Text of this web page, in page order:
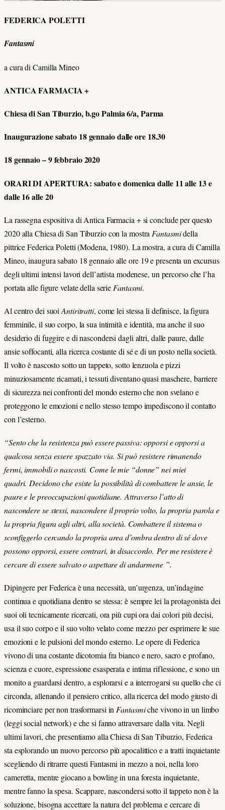
FEDERICA POLETTI
Fantasmi
a cura di Camilla Mineo
ANTICA FARMACIA +
Chiesa di San Tiburzio, b.go Palmia 6/a, Parma
Inaugurazione sabato 18 gennaio dalle ore 18.30
18 gennaio – 9 febbraio 2020
ORARI DI APERTURA: sabato e domenica dalle 11 alle 13 e
dalle 16 alle 20
La rassegna espositiva di Antica Farmacia + si conclude per questo
2020 alla Chiesa di San Tiburzio con la mostra Fantasmidella
pittrice Federica Poletti (Modena, 1980). La mostra, a cura di Camilla
Mineo, inaugura sabato 18 gennaio alle ore 19 e presenta un excursus
degli ultimi intensi lavori dell’artista modenese, un percorso che l’ha
portata alle figure velate della serie Fantasmi.
Al centro dei suoiAntiritratti, come lei stessa li definisce, la figura
femminile, il suo corpo, la sua intimità e identità, ma anche il suo
desiderio di fuggire e di nascondersi dagli altri, dalle paure, dalle
ansie soffocanti, alla ricerca costante di sé e di un posto nella società.
Il volto è nascosto sotto un tappeto, sotto lenzuola e pizzi
minuziosamente ricamati, i tessuti diventano quasi maschere, barriere
di sicurezza nei confronti del mondo esterno che non svelano e
proteggono le emozioni e nello stesso tempo impediscono il contatto
con l’esterno.
“Sento che la resistenza può essere passiva: opporsi e opporsi a
qualcosa senza essere spazzato via. Si può resistere rimanendo
fermi, immobili o nascosti. Come le mie “donne” nei miei
quadri. Decidono che esiste la possibilità di combattere le ansie, le
paure e le preoccupazioni quotidiane. Attraverso l’atto di
nascondere se stessi, nascondere il proprio volto, la propria parola e
la propria figura agli altri, alla società. Combattere il sistema o
sconfiggerlo cercando la propria area d’ombra dentro di sé dove
possono opporsi, essere contrari, in disaccordo. Per me resistere è
cercare di essere salvato o aspettare di andarmene ”.
Dipingere per Federica è una necessità, un’urgenza, un’indagine
continua e quotidiana dentro se stessa: è sempre lei la protagonista dei
suoi oli tecnicamente ricercati, ora più cupi ora dai colori più decisi,
usa il suo corpo e il suo volto velato come mezzo per esprimere le sue
emozioni e le pulsioni del mondo esterno. Le opere di Federica
vivono di una costante dicotomia fra bianco e nero, sacro e profano,
scienza e cuore, espressione esasperata e intima riflessione, e sono un
monito a guardarsi dentro, a esplorarsi e a interrogarsi su quello che ci
circonda, allenando il pensiero critico, alla ricerca del modo giusto di
ricominciare per non trasformarsi inFantasmiche vivono in un limbo
(leggi social network) e che si fanno attraversare dalla vita. Negli
ultimi lavori, che presentiamo alla Chiesa di San Tiburzio, Federica
sta esplorando un nuovo percorso più apocalittico e a tratti inquietante
scegliendo di ritrarre questi Fantasmi in mezzo a noi, nella loro
cameretta, mentre giocano a bowling in una foresta inquietante,
mentre fanno la spesa. Scappare, nascondersi sotto il tappeto non è la
soluzione, bisogna accettare la natura del problema e cercare di